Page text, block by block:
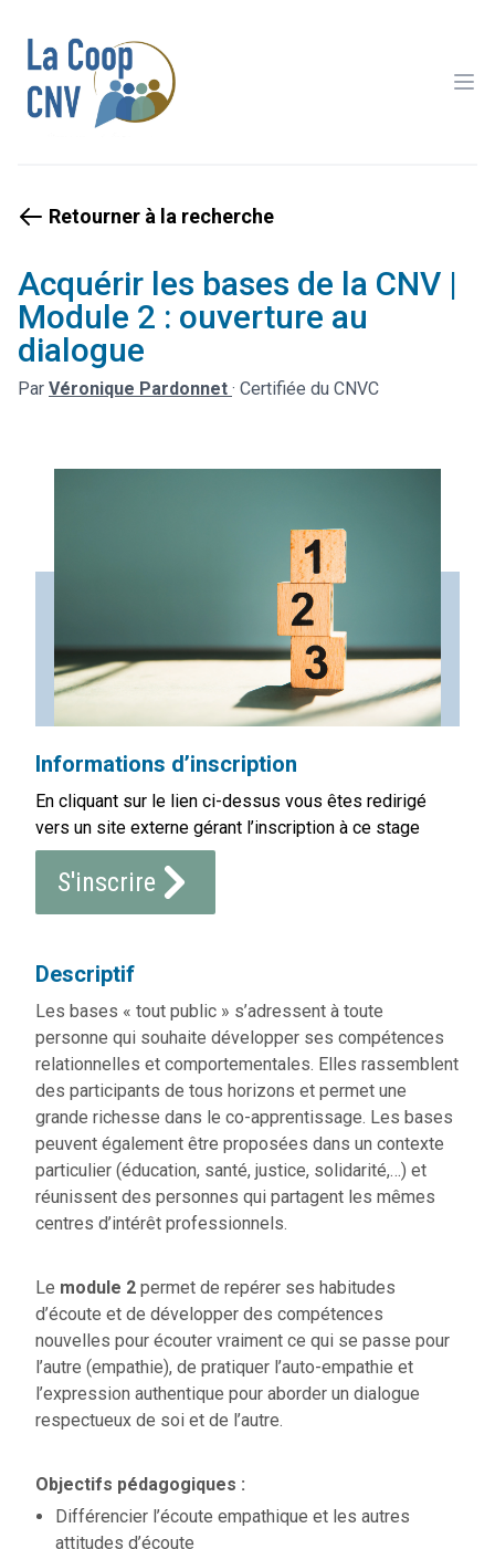
Retourner à la recherche
Acquérir les bases de la CNV |
Module 2 : ouverture au
dialogue
Par Véronique Pardonnet · Certifiée du CNVC
Informations d’inscription
En cliquant sur le lien ci-dessus vous êtes redirigé
vers un site externe gérant l’inscription à ce stage
S'inscrire
Descriptif
Les bases « tout public » s’adressent à toute
personne qui souhaite développer ses compétences
relationnelles et comportementales. Elles rassemblent
des participants de tous horizons et permet une
grande richesse dans le co-apprentissage. Les bases
peuvent également être proposées dans un contexte
particulier (éducation, santé, justice, solidarité,…) et
réunissent des personnes qui partagent les mêmes
centres d’intérêt professionnels.
Le module 2 permet de repérer ses habitudes
d’écoute et de développer des compétences
nouvelles pour écouter vraiment ce qui se passe pour
l’autre (empathie), de pratiquer l’auto-empathie et
l’expression authentique pour aborder un dialogue
respectueux de soi et de l’autre.
Objectifs pédagogiques :
Différencier l’écoute empathique et les autres
attitudes d’écoute